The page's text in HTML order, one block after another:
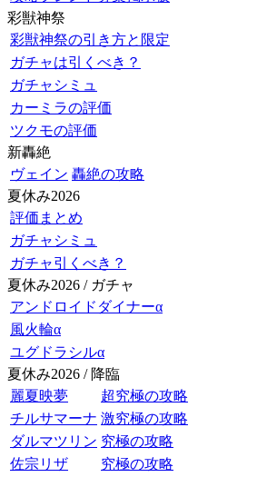
彩獣神祭
彩獣神祭の引き方と限定
ガチャは引くべき？
ガチャシミュ
カーミラの評価
ツクモの評価
新轟絶
ヴェイン 轟絶の攻略
夏休み2026
評価まとめ
ガチャシミュ
ガチャ引くべき？
夏休み2026 / ガチャ
アンドロイドダイナーα
風火輪α
ユグドラシルα
夏休み2026 / 降臨
麗夏映夢
超究極の攻略
チルサマーナ 激究極の攻略
ダルマツリン 究極の攻略
佐宗リザ
究極の攻略